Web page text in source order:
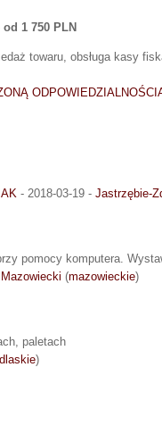
od 1 750 PLN
towaru, obsługa kasy
- 2018-03-19 - Jastrzębie-
pomocy komputera.
(mazowieckie)
paletach
)